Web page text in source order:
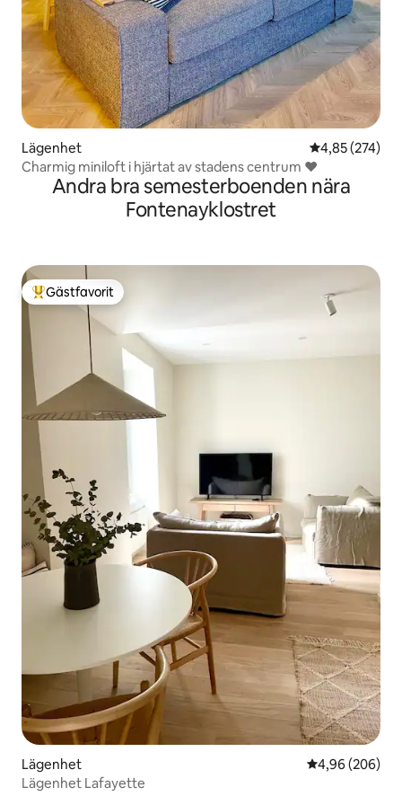
Lägenhet 4,85 av 5 i
4,85 (274)
Charmig miniloft i hjärtat av stadens centrum ❤️
Andra bra semesterboenden nära
Fontenayklostret
Populär gästfavorit
Gästfavorit
Lägenhet 4,96 av 5 i
4,96 (206)
Lägenhet Lafayette